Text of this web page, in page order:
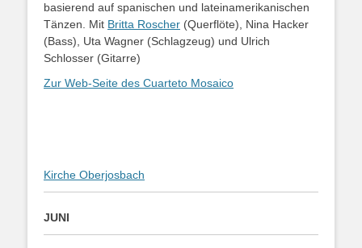
basierend auf spanischen und lateinamerikanischen
Tänzen. Mit Britta Roscher (Querflöte), Nina Hacker
(Bass), Uta Wagner (Schlagzeug) und Ulrich
Schlosser (Gitarre)
Zur Web-Seite des Cuarteto Mosaico
Kirche Oberjosbach
JUNI